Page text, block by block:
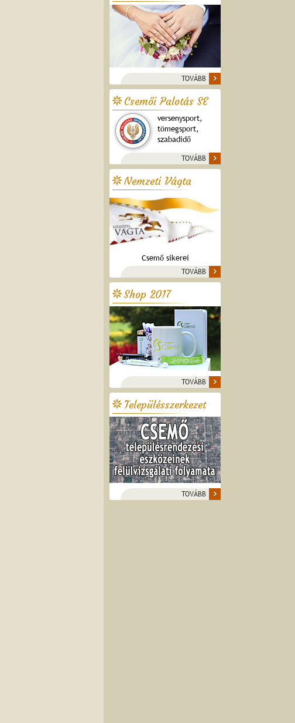
TOVÁBB
Csemői Palotás SE
versenysport,
tömegsport,
szabadidő
TOVÁBB
Nemzeti Vágta
Csemő sikerei
TOVÁBB
Shop 2017
TOVÁBB
Településszerkezet
TOVÁBB